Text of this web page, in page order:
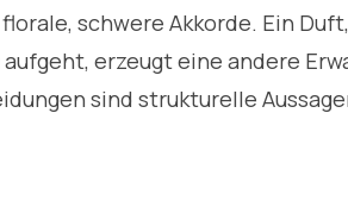
schwere Akkorde. Ein
erzeugt eine andere
sind strukturelle